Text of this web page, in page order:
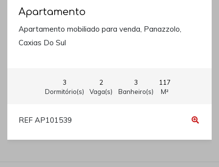
Apartamento
Apartamento mobiliado para venda, Panazzolo,
Caxias Do Sul
3
Dormitório(s)
2
Vaga(s)
3
Banheiro(s)
117
M²
REF AP101539